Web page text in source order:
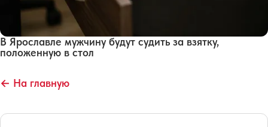
В Ярославле мужчину будут судить за взятку,
положенную в стол
← На главную